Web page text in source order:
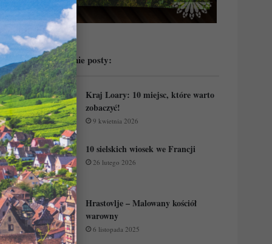
Przeczytaj ostatnie posty:
Kraj Loary: 10 miejsc, które warto
zobaczyć!
9 kwietnia 2026
10 sielskich wiosek we Francji
26 lutego 2026
Hrastovlje – Malowany kościół
warowny
6 listopada 2025